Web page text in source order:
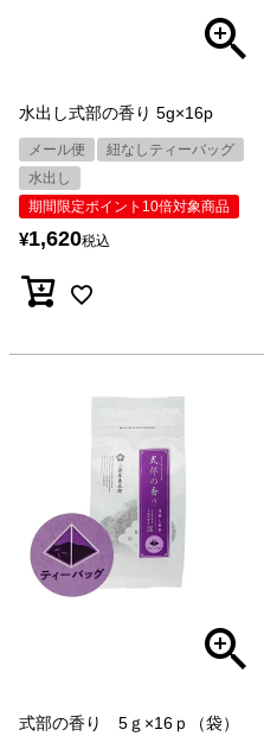
水出し式部の香り 5g×16p
メール便
紐なしティーバッグ
水出し
期間限定ポイント10倍対象商品
¥1,620税込
式部の香り 5ｇ×16ｐ（袋）